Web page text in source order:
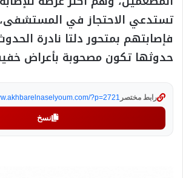
تستدعي الاحتجاز في
فإصابتهم بمتحور دلتا نادرة
حدوثها تكون مصحوبة بأعراض
رابط مختصر ?p=2721
نسخ